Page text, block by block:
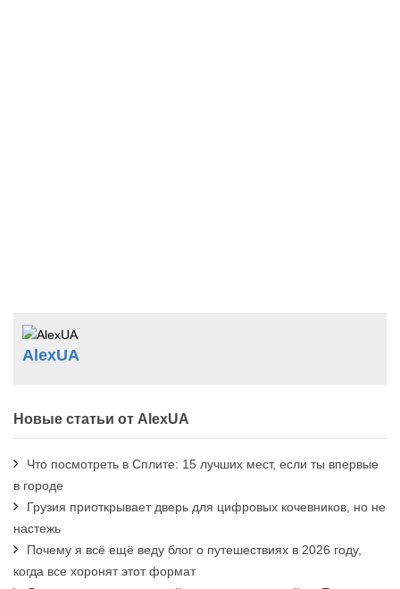
AlexUA
Новые статьи от AlexUA
Что посмотреть в Сплите: 15 лучших мест, если ты впервые
в городе
Грузия приоткрывает дверь для цифровых кочевников, но не
настежь
Почему я всё ещё веду блог о путешествиях в 2026 году,
когда все хоронят этот формат